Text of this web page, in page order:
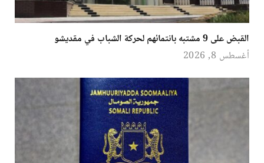
القبض على 9 مشتبه بانتمائهم لحركة الشباب في مقديشو
أغسطس 8, 2026